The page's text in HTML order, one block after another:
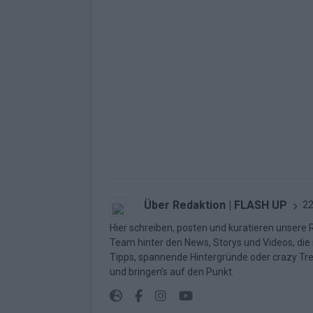
Über Redaktion | FLASH UP
Hier schreiben, posten und kuratieren unsere
Team hinter den News, Storys und Videos,
Tipps, spannende Hintergründe oder crazy
und bringen’s auf den Punkt.